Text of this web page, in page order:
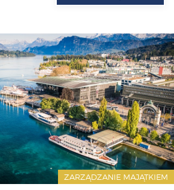
ZARZĄDZANIE MAJĄTKIEM